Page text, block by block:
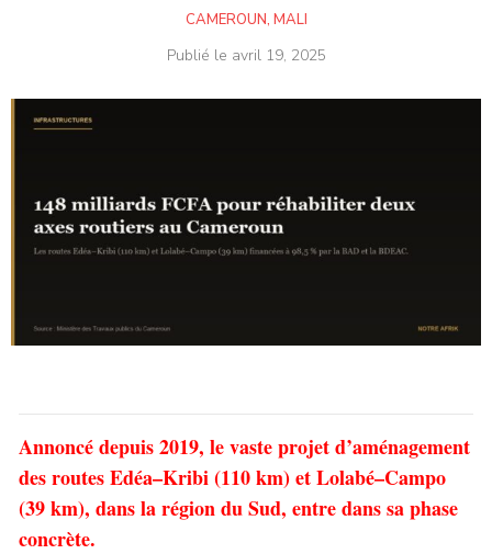
CAMEROUN, MALI
Publié le avril 19, 2025
Annoncé depuis 2019, le vaste projet d’aménagement
des routes Edéa–Kribi (110 km) et Lolabé–Campo
(39 km), dans la région du Sud, entre dans sa phase
concrète.